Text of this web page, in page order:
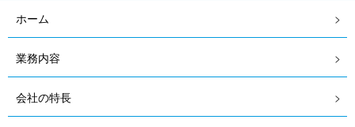
ホーム
業務内容
会社の特長